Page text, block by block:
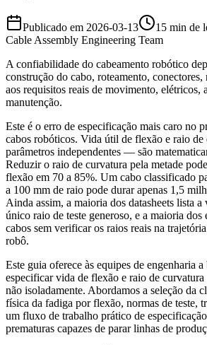
Publicado em 2026-03-13 15 min de
Cable Assembly Engineering Team
A confiabilidade do cabeamento robótico
construção do cabo, roteamento,
aos requisitos reais de movimento, elétricos,
manutenção.
Este é o erro de especificação mais caro no
cabos robóticos. Vida útil de flexão e raio de
parâmetros independentes — são
Reduzir o raio de curvatura pela metade
flexão em 70 a 85%. Um cabo classificado
a 100 mm de raio pode durar apenas 1,5
Ainda assim, a maioria dos datasheets lista
único raio de teste generoso, e a maioria dos
cabos sem verificar os raios reais na
robô.
Este guia oferece às equipes de engenharia a
especificar vida de flexão e raio de
não isoladamente. Abordamos a seleção da
física da fadiga por flexão, normas de teste,
um fluxo de trabalho prático de
prematuras capazes de parar linhas de